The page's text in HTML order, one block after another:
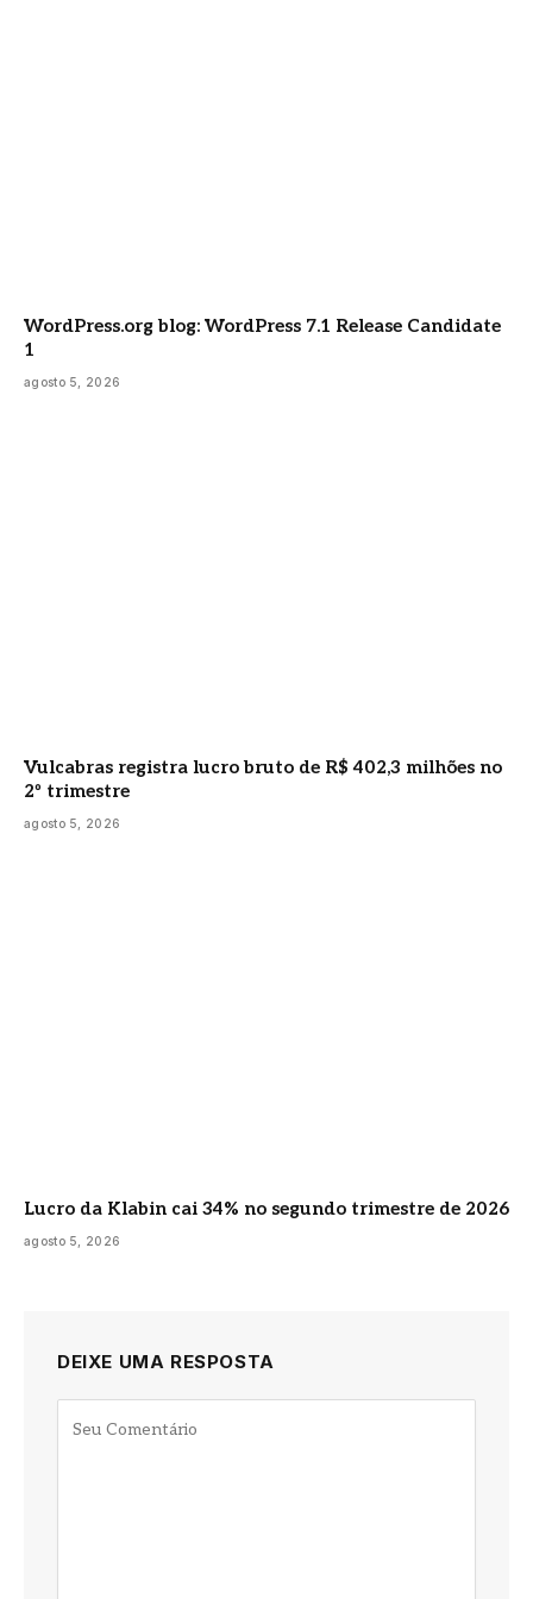
WordPress.org blog: WordPress 7.1 Release Candidate
1
agosto 5, 2026
Vulcabras registra lucro bruto de R$ 402,3 milhões no
2º trimestre
agosto 5, 2026
Lucro da Klabin cai 34% no segundo trimestre de 2026
agosto 5, 2026
DEIXE UMA RESPOSTA